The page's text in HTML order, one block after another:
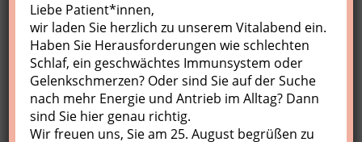
Nächste Kurse
Keine Veranstaltungen
Profil
Liebe Patient*innen,
wir laden Sie herzlich zu unserem Vitalabend ein.
Haben Sie Herausforderungen wie schlechten
Schlaf, ein geschwächtes Immunsystem oder
Gelenkschmerzen? Oder sind Sie auf der Suche
nach mehr Energie und Antrieb im Alltag? Dann
sind Sie hier genau richtig.
Wir freuen uns, Sie am 25. August begrüßen zu